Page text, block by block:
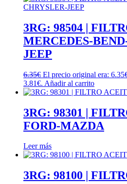
3RG: 98504 |
MERCEDES-
JEEP
6.35€ El precio original era:
3.81€. Añadir al carrito
3RG: 98301 |
FORD-MAZDA
Leer más
3RG: 98100 |